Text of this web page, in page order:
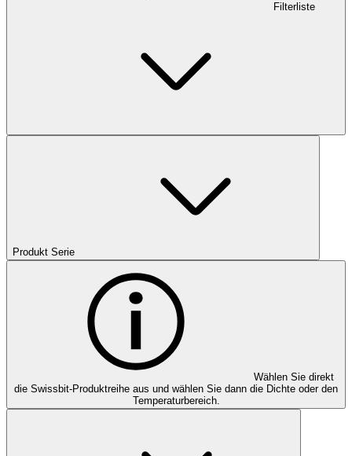
Filterliste
Produkt Serie
Wählen Sie direkt
die Swissbit-Produktreihe aus und wählen Sie dann die Dichte oder den
Temperaturbereich.